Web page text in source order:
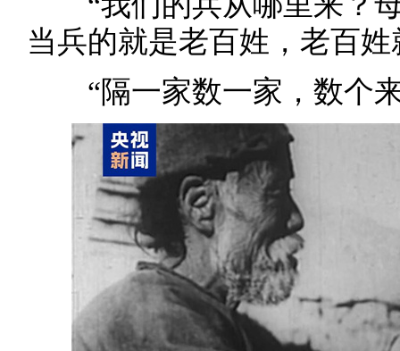
当兵的就是老百姓，老百
“隔一家数一家，数个来